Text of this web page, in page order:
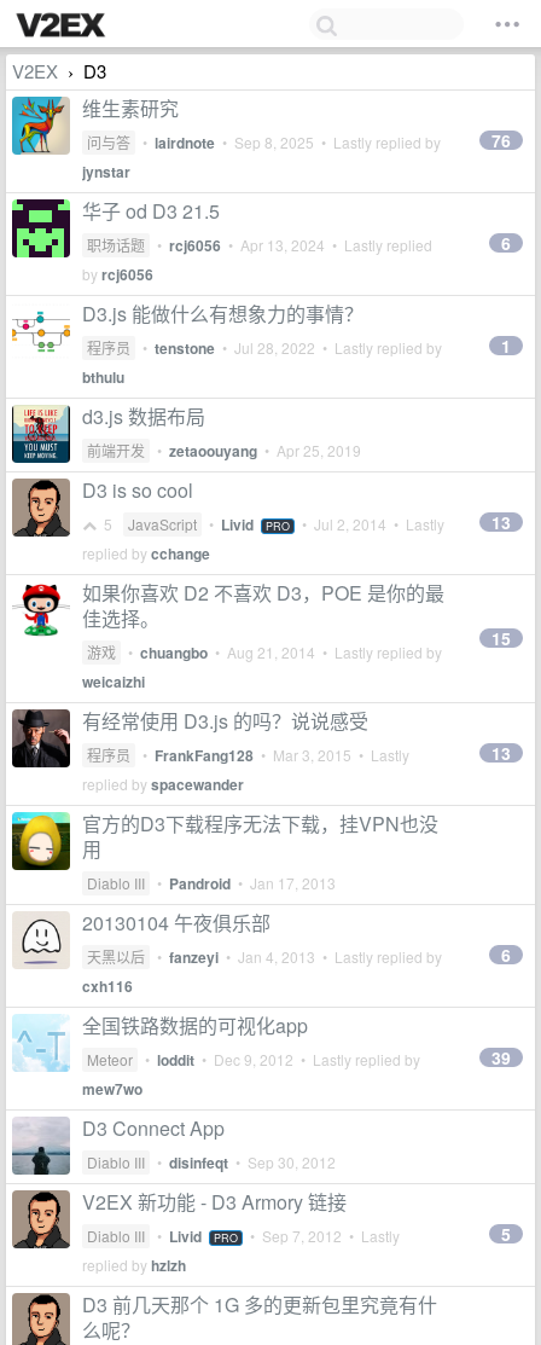
V2EX › D3
维生素研究
问与答 • lairdnote • Sep 8, 2025 • Lastly replied by
jynstar
76
华子 od D3 21.5
职场话题 • rcj6056 • Apr 13, 2024 • Lastly replied
byrcj6056
6
D3.js 能做什么有想象力的事情？
程序员 • tenstone • Jul 28, 2022 • Lastly replied by
bthulu
1
d3.js 数据布局
前端开发 • zetaoouyang • Apr 25, 2019
D3 is so cool
5 JavaScript • Livid PRO • Jul 2, 2014 • Lastly
replied bycchange
13
如果你喜欢 D2 不喜欢 D3，POE 是你的最
佳选择。
游戏 • chuangbo • Aug 21, 2014 • Lastly replied by
weicaizhi
15
有经常使用 D3.js 的吗？说说感受
程序员 • FrankFang128 • Mar 3, 2015 • Lastly
replied byspacewander
13
官方的D3下载程序无法下载，挂VPN也没
用
Diablo III • Pandroid • Jan 17, 2013
20130104 午夜俱乐部
天黑以后 • fanzeyi • Jan 4, 2013 • Lastly replied by
cxh116
6
全国铁路数据的可视化app
Meteor • loddit • Dec 9, 2012 • Lastly replied by
mew7wo
39
D3 Connect App
Diablo III • disinfeqt • Sep 30, 2012
V2EX 新功能 - D3 Armory 链接
Diablo III • Livid PRO • Sep 7, 2012 • Lastly
replied byhzlzh
5
D3 前几天那个 1G 多的更新包里究竟有什
么呢？